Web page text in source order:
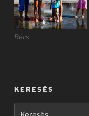
Bécs
KERESÉS